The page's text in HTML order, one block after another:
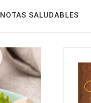
NOTAS SALUDABLES